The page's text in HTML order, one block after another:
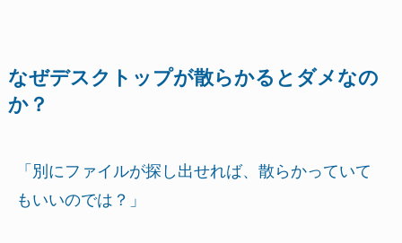
なぜデスクトップが散らかるとダメなの
か？
「別にファイルが探し出せれば、散らかっていて
もいいのでは？」